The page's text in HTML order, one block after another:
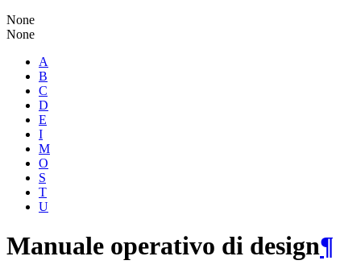
None
None
A
B
C
D
E
I
M
O
S
T
U
Manuale operativo di design¶